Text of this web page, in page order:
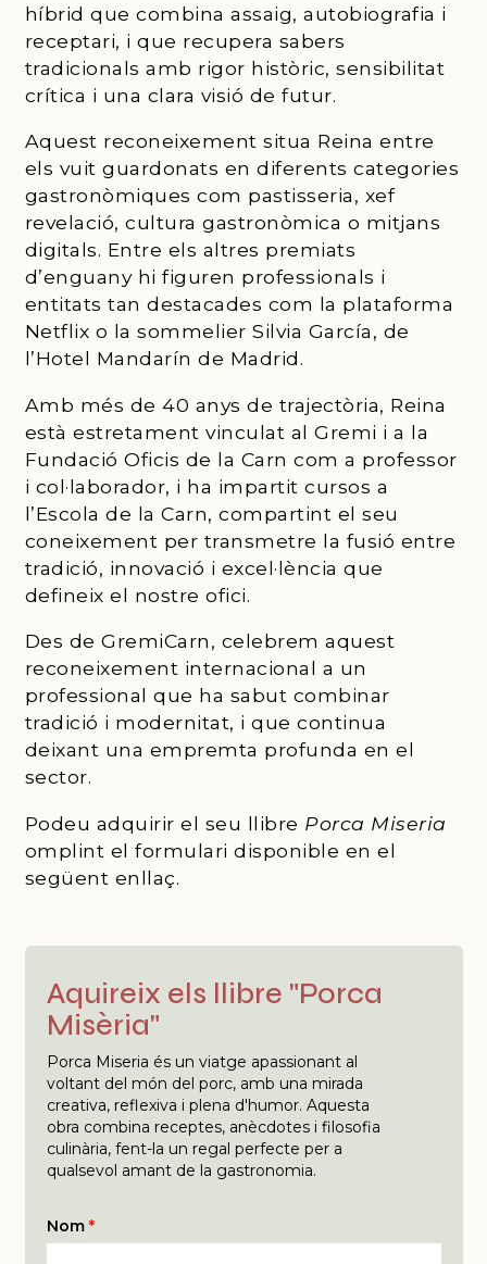
híbrid que combina assaig, autobiografia i
receptari, i que recupera sabers
tradicionals amb rigor històric, sensibilitat
crítica i una clara visió de futur.
Aquest reconeixement situa Reina entre
els vuit guardonats en diferents categories
gastronòmiques com pastisseria, xef
revelació, cultura gastronòmica o mitjans
digitals. Entre els altres premiats
d’enguany hi figuren professionals i
entitats tan destacades com la plataforma
Netflix o la sommelier Silvia García, de
l’Hotel Mandarín de Madrid.
Amb més de 40 anys de trajectòria, Reina
està estretament vinculat al Gremi i a la
Fundació Oficis de la Carn com a professor
i col·laborador, i ha impartit cursos a
l’Escola de la Carn, compartint el seu
coneixement per transmetre la fusió entre
tradició, innovació i excel·lència que
defineix el nostre ofici.
Des de GremiCarn, celebrem aquest
reconeixement internacional a un
professional que ha sabut combinar
tradició i modernitat, i que continua
deixant una empremta profunda en el
sector.
Podeu adquirir el seu llibre Porca Miseria
omplint el formulari disponible en el
següent enllaç.
Aquireix els llibre "Porca
Misèria"
Porca Miseria és un viatge apassionant al
voltant del món del porc, amb una mirada
creativa, reflexiva i plena d'humor. Aquesta
obra combina receptes, anècdotes i filosofia
culinària, fent-la un regal perfecte per a
qualsevol amant de la gastronomia.
Nom *